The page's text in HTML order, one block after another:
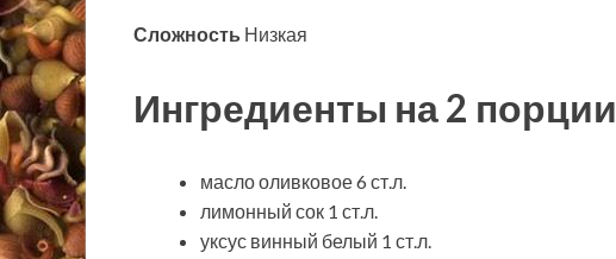
Сложность Низкая
Ингредиенты на 2 порции
масло оливковое 6 ст.л.
лимонный сок 1 ст.л.
уксус винный белый 1 ст.л.